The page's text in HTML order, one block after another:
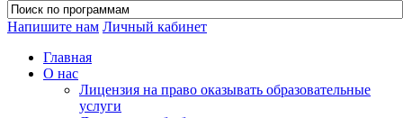
Напишите нам Личный кабинет
Главная
О нас
Лицензия на право оказывать образовательные
услуги